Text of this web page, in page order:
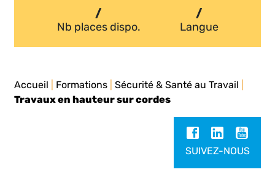
/
Nb places dispo.
/
Langue
Accueil Formations |Sécurité & Santé au Travail
Travaux en hauteur sur cordes
SUIVEZ-NOUS